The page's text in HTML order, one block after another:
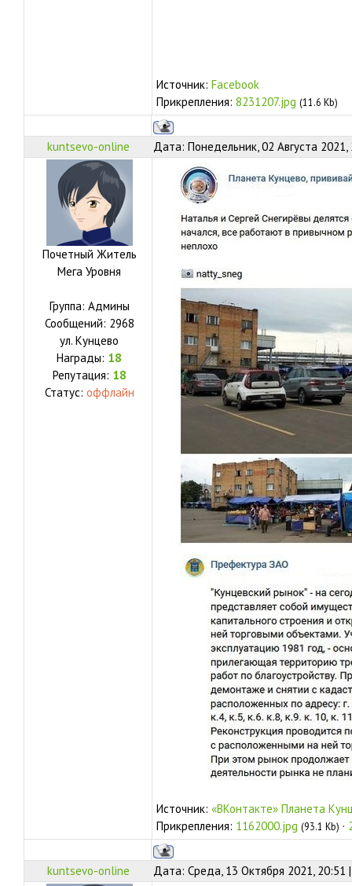
Источник: Facebook
Прикрепления: 8231207.jpg (11.6 Kb)
kuntsevo-online Дата: Понедельник, 02 Августа
Почетный Житель
Мега Уровня
Группа: Админы
Сообщений: 2968
ул. Кунцево
Награды: 18
Репутация: 18
Статус: оффлайн
Источник: «ВКонтакте» Планета
Прикрепления: 1162000.jpg (93.1 Kb) ·
kuntsevo-online Дата: Среда, 13 Октября 2021,